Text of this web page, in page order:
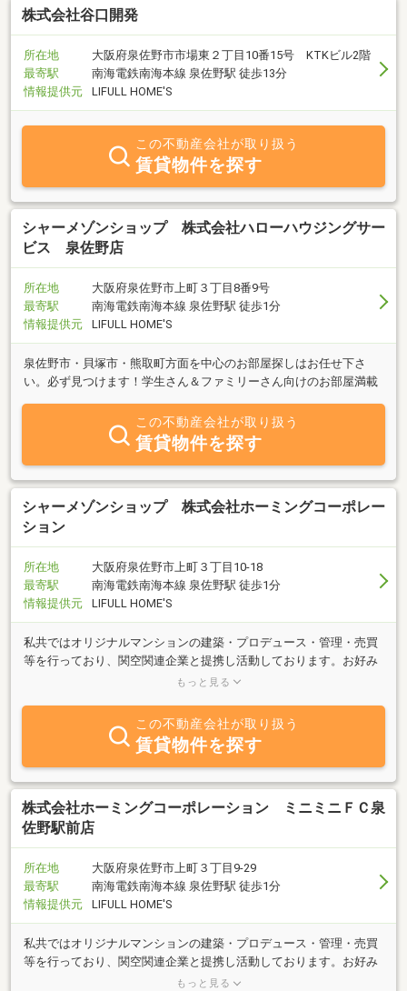
株式会社谷口開発
所在地
大阪府泉佐野市市場東２丁目10番15号 KTKビル2階
最寄駅
南海電鉄南海本線 泉佐野駅 徒歩13分
情報提供元
LIFULL HOME'S
この不動産会社が取り扱う
賃貸物件を探す
シャーメゾンショップ 株式会社ハローハウジングサー
ビス 泉佐野店
所在地
大阪府泉佐野市上町３丁目8番9号
最寄駅
南海電鉄南海本線 泉佐野駅 徒歩1分
情報提供元
LIFULL HOME'S
泉佐野市・貝塚市・熊取町方面を中心のお部屋探しはお任せ下さ
い。必ず見つけます！学生さん＆ファミリーさん向けのお部屋満載
この不動産会社が取り扱う
賃貸物件を探す
シャーメゾンショップ 株式会社ホーミングコーポレー
ション
所在地
大阪府泉佐野市上町３丁目10-18
最寄駅
南海電鉄南海本線 泉佐野駅 徒歩1分
情報提供元
LIFULL HOME'S
私共ではオリジナルマンションの建築・プロデュース・管理・売買
等を行っており、関空関連企業と提携し活動しております。お好み
にあわせたお部屋探しを建築経験も豊かなスタッフが十分にお手伝
もっと見る
この不動産会社が取り扱う
賃貸物件を探す
株式会社ホーミングコーポレーション ミニミニＦＣ泉
佐野駅前店
所在地
大阪府泉佐野市上町３丁目9-29
最寄駅
南海電鉄南海本線 泉佐野駅 徒歩1分
情報提供元
LIFULL HOME'S
私共ではオリジナルマンションの建築・プロデュース・管理・売買
等を行っており、関空関連企業と提携し活動しております。お好み
にあわせたお部屋探しを建築経験も豊かなスタッフが十分にお手伝
もっと見る